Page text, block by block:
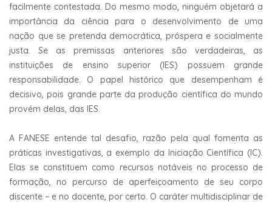
facilmente contestada. Do mesmo modo, ninguém objetará a
importância da ciência para o desenvolvimento de uma
nação que se pretenda democrática, próspera e socialmente
justa. Se as premissas anteriores são verdadeiras, as
instituições de ensino superior (IES) possuem grande
responsabilidade. O papel histórico que desempenham é
decisivo, pois grande parte da produção científica do mundo
provém delas, das IES.
A FANESE entende tal desafio, razão pela qual fomenta as
práticas investigativas, a exemplo da Iniciação Científica (IC).
Elas se constituem como recursos notáveis no processo de
formação, no percurso de aperfeiçoamento de seu corpo
discente – e no docente, por certo. O caráter multidisciplinar de